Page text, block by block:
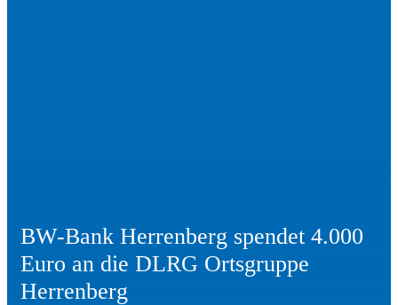
BW-Bank Herrenberg spendet 4.000
Euro an die DLRG Ortsgruppe
Herrenberg